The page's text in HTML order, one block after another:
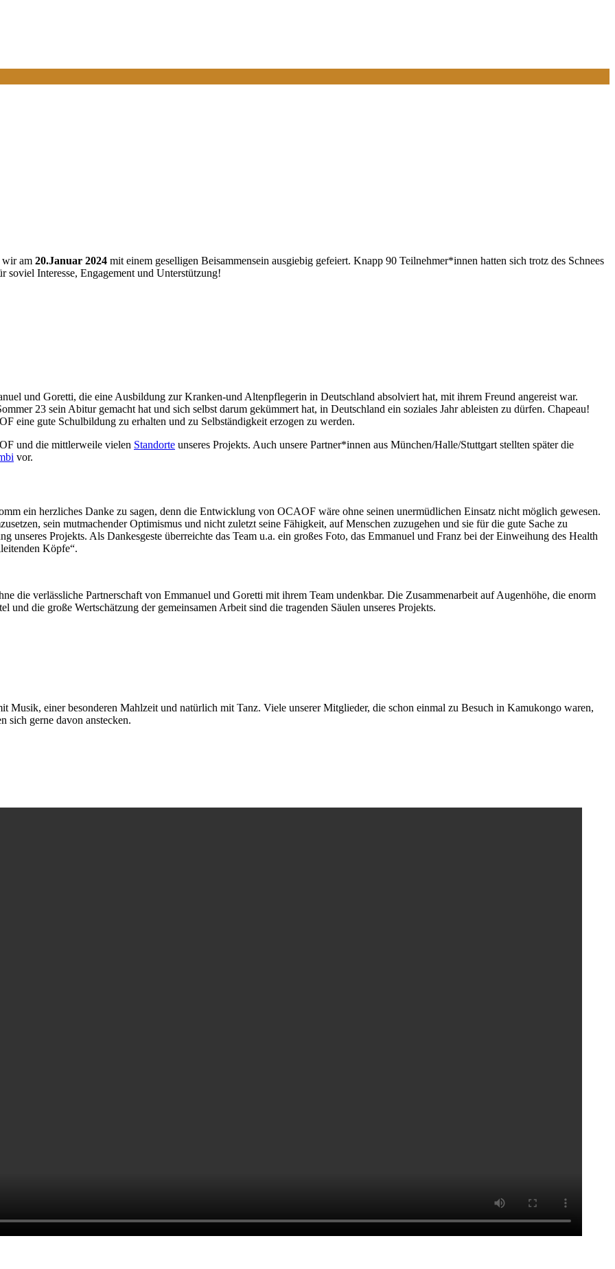
wir am 20.Januar 2024 mit einem geselligen Beisammensein ausgiebig gefeiert. Knapp 90 Teilnehmer*innen hatten sich trotz des Schnees
Interesse, Engagement und Unterstützung!
und Goretti, die eine Ausbildung zur Kranken-und Altenpflegerin in Deutschland absolviert hat, mit ihrem Freund angereist war.
23 sein Abitur gemacht hat und sich selbst darum gekümmert hat, in Deutschland ein soziales Jahr ableisten zu dürfen. Chapeau!
eine gute Schulbildung zu erhalten und zu Selbständigkeit erzogen zu werden.
und die mittlerweile vielen Standorte unseres Projekts. Auch unsere Partner*innen aus München/Halle/Stuttgart stellten später die
vor.
ein herzliches Danke zu sagen, denn die Entwicklung von OCAOF wäre ohne seinen unermüdlichen Einsatz nicht möglich gewesen.
sein mutmachender Optimismus und nicht zuletzt seine Fähigkeit, auf Menschen zuzugehen und sie für die gute Sache zu
Projekts. Als Dankesgeste überreichte das Team u.a. ein großes Foto, das Emmanuel und Franz bei der Einweihung des Health
Köpfe“.
die verlässliche Partnerschaft von Emmanuel und Goretti mit ihrem Team undenkbar. Die Zusammenarbeit auf Augenhöhe, die enorm
die große Wertschätzung der gemeinsamen Arbeit sind die tragenden Säulen unseres Projekts.
Musik, einer besonderen Mahlzeit und natürlich mit Tanz. Viele unserer Mitglieder, die schon einmal zu Besuch in Kamukongo waren,
sich gerne davon anstecken.